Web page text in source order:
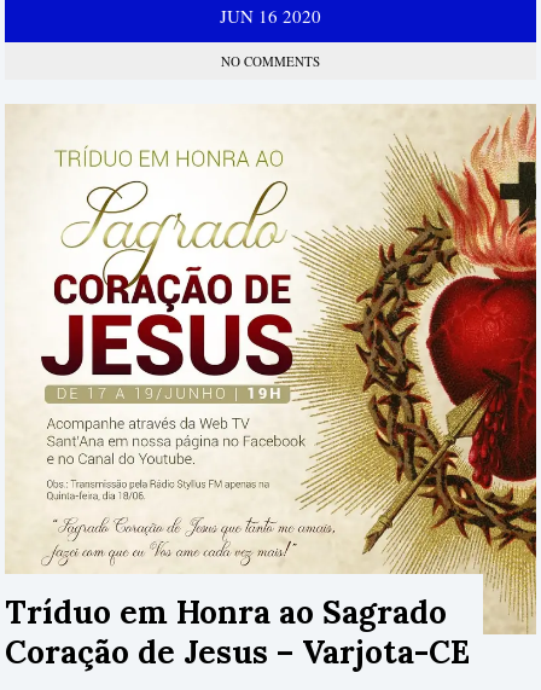
JUN 16 2020
NO COMMENTS
Tríduo em Honra ao Sagrado
Coração de Jesus – Varjota-CE